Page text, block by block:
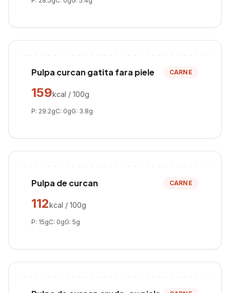
Pulpa curcan gatita fara piele CARNE
159kcal / 100g
P: 29.2gC: 0gG: 3.8g
Pulpa de curcan CARNE
112kcal / 100g
P: 15gC: 0gG: 5g